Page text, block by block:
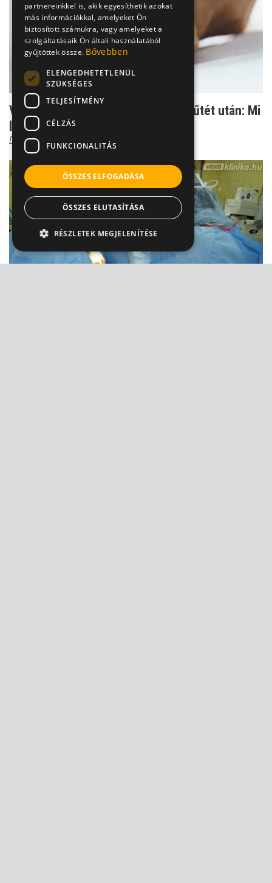
Visszatérő panaszok gerincsérv-műtét után: Mi
lehet az ok?
Dr. Gulyás Károly
partnereinkkel is, akik egyesíthetik azokat
más információkkal, amelyeket Ön
biztosított számukra, vagy amelyeket a
szolgáltatásaik Ön általi használatából
gyűjtöttek össze. Bővebben
ELENGEDHETETLENÜL
SZÜKSÉGES
TELJESÍTMÉNY
CÉLZÁS
FUNKCIONALITÁS
ÖSSZES ELFOGADÁSA
ÖSSZES ELUTASÍTÁSA
RÉSZLETEK MEGJELENÍTÉSE